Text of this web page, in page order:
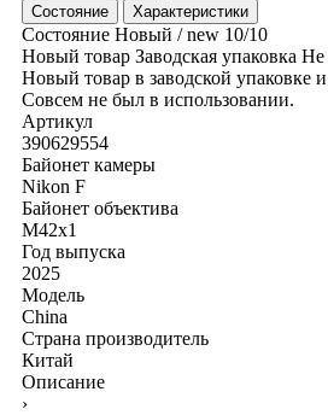
Состояние Характеристики
Состояние Новый / new 10/10
Новый товар Заводская упаковка Не
Новый товар в заводской упаковке
Совсем не был в использовании.
Артикул
390629554
Байонет камеры
Nikon F
Байонет объектива
M42x1
Год выпуска
2025
Модель
China
Страна производитель
Китай
Описание
›